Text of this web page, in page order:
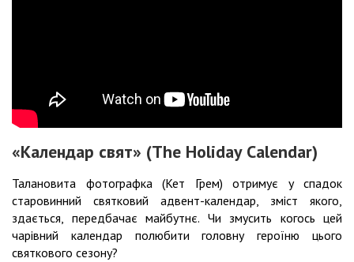
«Календар свят» (The Holiday Calendar)
Талановита фотографка (Кет Грем) отримує у спадок
старовинний святковий адвент-календар, зміст якого,
здається, передбачає майбутнє. Чи змусить когось цей
чарівний календар полюбити головну героїню цього
святкового сезону?